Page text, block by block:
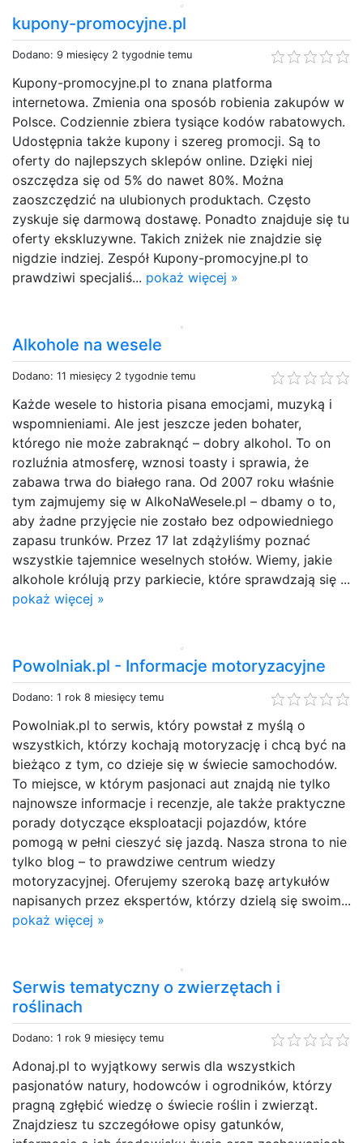
kupony-promocyjne.pl
Dodano: 9 miesięcy 2 tygodnie temu
Kupony-promocyjne.pl to znana platforma
internetowa. Zmienia ona sposób robienia zakupów w
Polsce. Codziennie zbiera tysiące kodów rabatowych.
Udostępnia także kupony i szereg promocji. Są to
oferty do najlepszych sklepów online. Dzięki niej
oszczędza się od 5% do nawet 80%. Można
zaoszczędzić na ulubionych produktach. Często
zyskuje się darmową dostawę. Ponadto znajduje się tu
oferty ekskluzywne. Takich zniżek nie znajdzie się
nigdzie indziej. Zespół Kupony-promocyjne.pl to
prawdziwi specjaliś... pokaż więcej »
Alkohole na wesele
Dodano: 11 miesięcy 2 tygodnie temu
Każde wesele to historia pisana emocjami, muzyką i
wspomnieniami. Ale jest jeszcze jeden bohater,
którego nie może zabraknąć – dobry alkohol. To on
rozluźnia atmosferę, wznosi toasty i sprawia, że
zabawa trwa do białego rana. Od 2007 roku właśnie
tym zajmujemy się w AlkoNaWesele.pl – dbamy o to,
aby żadne przyjęcie nie zostało bez odpowiedniego
zapasu trunków. Przez 17 lat zdążyliśmy poznać
wszystkie tajemnice weselnych stołów. Wiemy, jakie
alkohole królują przy parkiecie, które sprawdzają się ...
pokaż więcej »
Powolniak.pl - Informacje motoryzacyjne
Dodano: 1 rok 8 miesięcy temu
Powolniak.pl to serwis, który powstał z myślą o
wszystkich, którzy kochają motoryzację i chcą być na
bieżąco z tym, co dzieje się w świecie samochodów.
To miejsce, w którym pasjonaci aut znajdą nie tylko
najnowsze informacje i recenzje, ale także praktyczne
porady dotyczące eksploatacji pojazdów, które
pomogą w pełni cieszyć się jazdą. Nasza strona to nie
tylko blog – to prawdziwe centrum wiedzy
motoryzacyjnej. Oferujemy szeroką bazę artykułów
napisanych przez ekspertów, którzy dzielą się swoim...
pokaż więcej »
Serwis tematyczny o zwierzętach i
roślinach
Dodano: 1 rok 9 miesięcy temu
Adonaj.pl to wyjątkowy serwis dla wszystkich
pasjonatów natury, hodowców i ogrodników, którzy
pragną zgłębić wiedzę o świecie roślin i zwierząt.
Znajdziesz tu szczegółowe opisy gatunków,